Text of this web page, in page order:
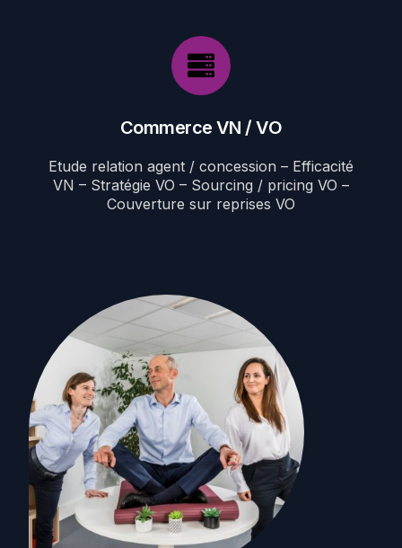
Commerce VN / VO
Etude relation agent / concession – Efficacité
VN – Stratégie VO – Sourcing / pricing VO –
Couverture sur reprises VO